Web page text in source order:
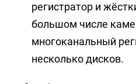
регистратор и
большом числе
многоканальный
несколько дисков.